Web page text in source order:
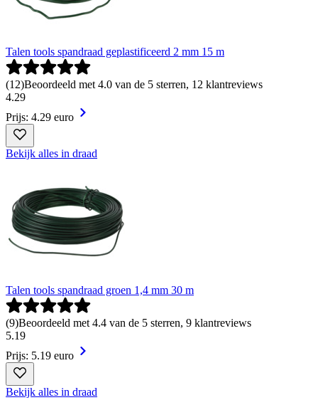
Talen tools spandraad geplastificeerd 2 mm 15 m
(12)Beoordeeld met 4.0 van de 5 sterren, 12 klantreviews
4.29
Prijs: 4.29 euro
Bekijk alles in draad
Talen tools spandraad groen 1,4 mm 30 m
(9)Beoordeeld met 4.4 van de 5 sterren, 9 klantreviews
5.19
Prijs: 5.19 euro
Bekijk alles in draad